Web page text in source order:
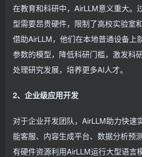
在教育和科研中，AirLLM意义重大。
型需要昂贵硬件，限制了高校实验室
借助AirLLM，他们在本地普通设备上
参数的模型，降低科研门槛，激发科
处理研究发展，培养更多AI人才。
2、企业级应用开发
对于企业开发团队，AirLLM助力快速
能客服、内容生成平台、数据分析预
有硬件资源利用AirLLM运行大型语言